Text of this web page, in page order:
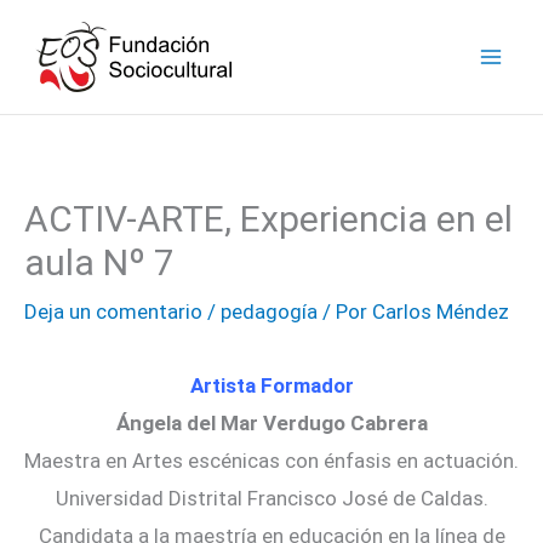
contenido
ACTIV-ARTE, Experiencia en el
aula Nº 7
Deja un comentario / pedagogía / Por Carlos Méndez
Artista Formador
Ángela del Mar Verdugo Cabrera
Maestra en Artes escénicas con énfasis en actuación.
Universidad Distrital Francisco José de Caldas.
Candidata a la maestría en educación en la línea de
facebookinstagram